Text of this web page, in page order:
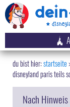
startseite
disneyland paris teils
Nach